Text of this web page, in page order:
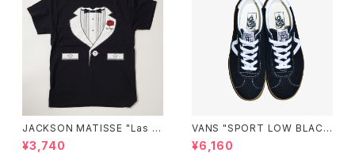
JACKSON MATISSE "Las V
egas Tee"
¥3,740
VANS "SPORT LOW BLAC
K"
¥6,160